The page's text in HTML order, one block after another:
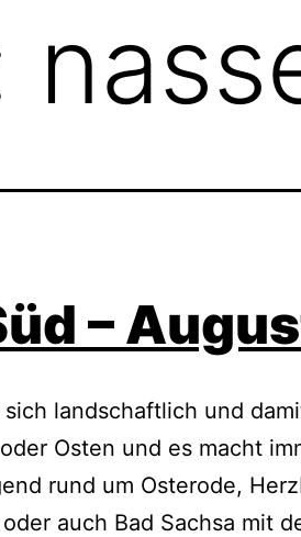
–
landschaftlich und
Osten und es macht
rund um Osterode,
auch Bad Sachsa mit